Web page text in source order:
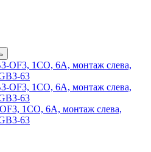
1CO, 6A, монтаж слева,
63